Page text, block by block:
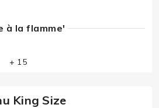
à la flamme'
+ 15
King Size